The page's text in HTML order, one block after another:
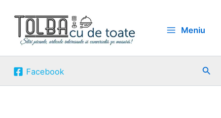
content
Meniu
Facebook